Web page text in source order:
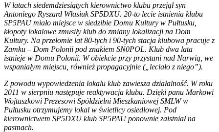
W latach siedemdziesiątych kierownictwo klubu przejął syn
Antoniego Ryszard Własiuk SP5DXU. 20-to lecie istnienia klubu
SP5PAU miało miejsce w siedzibie Domu Kultury w Pułtusku,
kłopoty lokalowe zmusiły klub do zmiany lokalizacji na Dom
Kultury. Na przełomie lat 80-tych i 90-tych stacja klubowa pracuje z
Zamku – Dom Polonii pod znakiem SN0POL. Klub dwa lata
istnieje w Domu Polonii. W obiekcie przy przystani nad Narwią, we
wspaniałym miejscu, również propagacyjnie („leciało z niego”).
Z powodu wypowiedzenia lokalu klub zawiesza działalność. W roku
2011 w sierpniu następuje reaktywacja klubu. Dzięki panu Markowi
Wojtaszkowi Prezesowi Spółdzielni Mieszkaniowej SMLW w
Pułtusku otrzymujemy lokal w świetlicy osiedlowej. Pod
kierownictwem SP5DXU klub SP5PAU ponownie zaistniał na
pasmach.